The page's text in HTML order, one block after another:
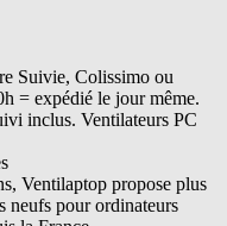
Suivie, Colissimo ou
= expédié le jour même.
inclus. Ventilateurs PC
Ventilaptop propose plus
neufs pour ordinateurs